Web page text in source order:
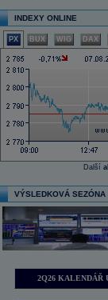
INDEXY ONLINE
PX BUX WIG DAX
Další
VÝSLEDKOVÁ SEZÓNA
2Q26 KALENDÁŘ